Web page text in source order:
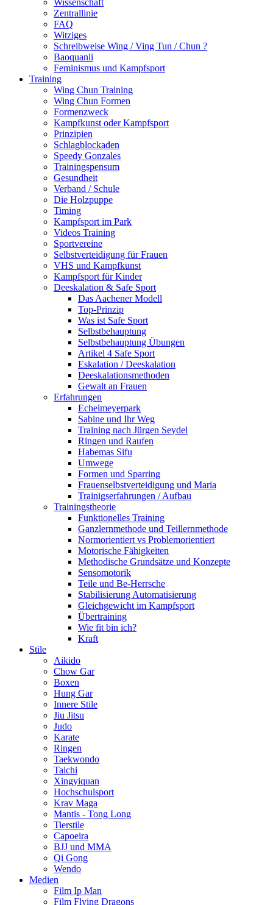
Wissenschaft
Zentrallinie
FAQ
Witziges
Schreibweise Wing / Ving Tun / Chun ?
Baoquanli
Feminismus und Kampfsport
Training
Wing Chun Training
Wing Chun Formen
Formenzweck
Kampfkunst oder Kampfsport
Prinzipien
Schlagblockaden
Speedy Gonzales
Trainingspensum
Gesundheit
Verband / Schule
Die Holzpuppe
Timing
Kampfsport im Park
Videos Training
Sportvereine
Selbstverteidigung für Frauen
VHS und Kampfkunst
Kampfsport für Kinder
Deeskalation & Safe Sport
Das Aachener Modell
Top-Prinzip
Was ist Safe Sport
Selbstbehauptung
Selbstbehauptung Übungen
Artikel 4 Safe Sport
Eskalation / Deeskalation
Deeskalationsmethoden
Gewalt an Frauen
Erfahrungen
Echelmeyerpark
Sabine und Ihr Weg
Training nach Jürgen Seydel
Ringen und Raufen
Habemas Sifu
Umwege
Formen und Sparring
Frauenselbstverteidigung und Maria
Trainigserfahrungen / Aufbau
Trainingstheorie
Funktionelles Training
Ganzlernmethode und Teillernmethode
Normorientiert vs Problemorientiert
Motorische Fähigkeiten
Methodische Grundsätze und Konzepte
Sensomotorik
Teile und Be-Herrsche
Stabilisierung Automatisierung
Gleichgewicht im Kampfsport
Übertraining
Wie fit bin ich?
Kraft
Stile
Aikido
Chow Gar
Boxen
Hung Gar
Innere Stile
Jiu Jitsu
Judo
Karate
Ringen
Taekwondo
Taichi
Xingyiquan
Hochschulsport
Krav Maga
Mantis - Tong Long
Tierstile
Capoeira
BJJ und MMA
Qi Gong
Wendo
Medien
Film Ip Man
Film Flying Dragons